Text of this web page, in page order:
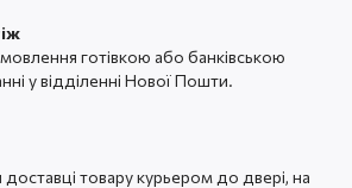
готівкою або банківською
у відділенні Нової Пошти.
товару курьером до двері, на